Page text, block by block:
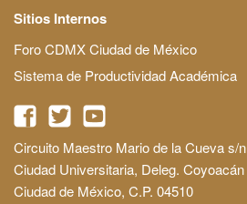
Sitios Internos
Foro CDMX Ciudad de México
Sistema de Productividad Académica
Circuito Maestro Mario de la Cueva s/n
Ciudad Universitaria, Deleg. Coyoacán
Ciudad de México, C.P. 04510